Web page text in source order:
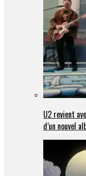
U2 revient
d’un nouvel